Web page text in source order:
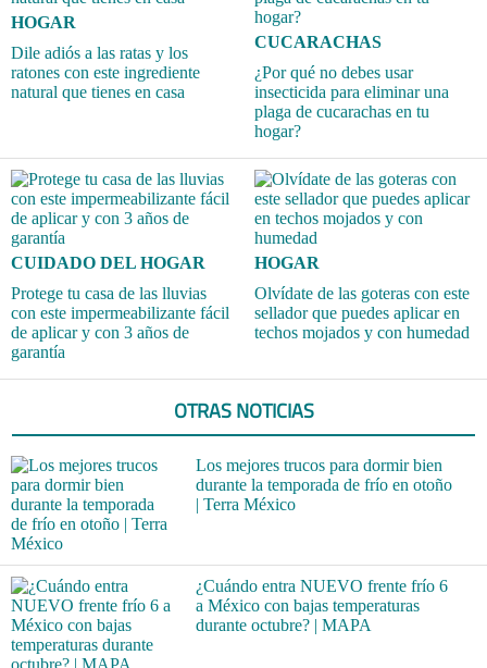
HOGAR
Dile adiós a las ratas y los
ratones con este ingrediente
natural que tienes en casa
CUCARACHAS
¿Por qué no debes usar
insecticida para eliminar una
plaga de cucarachas en tu
hogar?
CUIDADO DEL HOGAR
Protege tu casa de las lluvias
con este impermeabilizante fácil
de aplicar y con 3 años de
garantía
HOGAR
Olvídate de las goteras con este
sellador que puedes aplicar en
techos mojados y con humedad
OTRAS NOTICIAS
Los mejores trucos para dormir bien
durante la temporada de frío en otoño
| Terra México
¿Cuándo entra NUEVO frente frío 6
a México con bajas temperaturas
durante octubre? | MAPA